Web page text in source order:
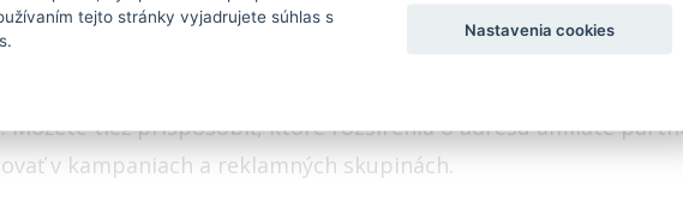
ste pridali rozšírenia o adresu affiliate partnera, sa
vaše výrobky, zobrazia vo vašich kampaniach a reklamných
Môžete tiež prispôsobiť, ktoré rozšírenia o adresu affiliate
v kampaniach a reklamných skupinách.
tejto stránky vyjadrujete súhlas s
Nastavenia cookies